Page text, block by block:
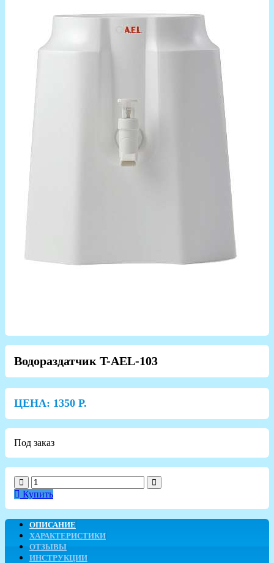
Водораздатчик T-AEL-103
ЦЕНА: 1350 Р.
Под заказ
Купить
ОПИСАНИЕ
ХАРАКТЕРИСТИКИ
ОТЗЫВЫ
ИНСТРУКЦИИ